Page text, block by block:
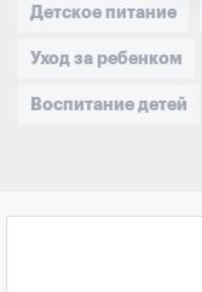
Детское питание
Уход за ребенком
Воспитание детей